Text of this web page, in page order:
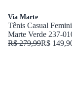
Via Marte
Tênis Casual
Marte Verde 237-
R$ 279,99R$